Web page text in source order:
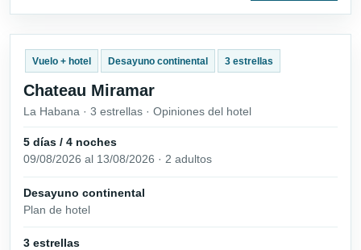
Vuelo + hotel Desayuno continental 3 estrellas
Chateau Miramar
La Habana · 3 estrellas · Opiniones del hotel
5 días / 4 noches
09/08/2026 al 13/08/2026 · 2 adultos
Desayuno continental
Plan de hotel
3 estrellas